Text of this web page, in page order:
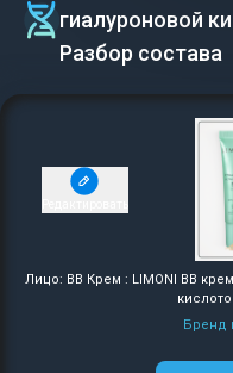
гиалуроновой
Разбор состава
Лицо: BB Крем : LIMONI BB
Бренд